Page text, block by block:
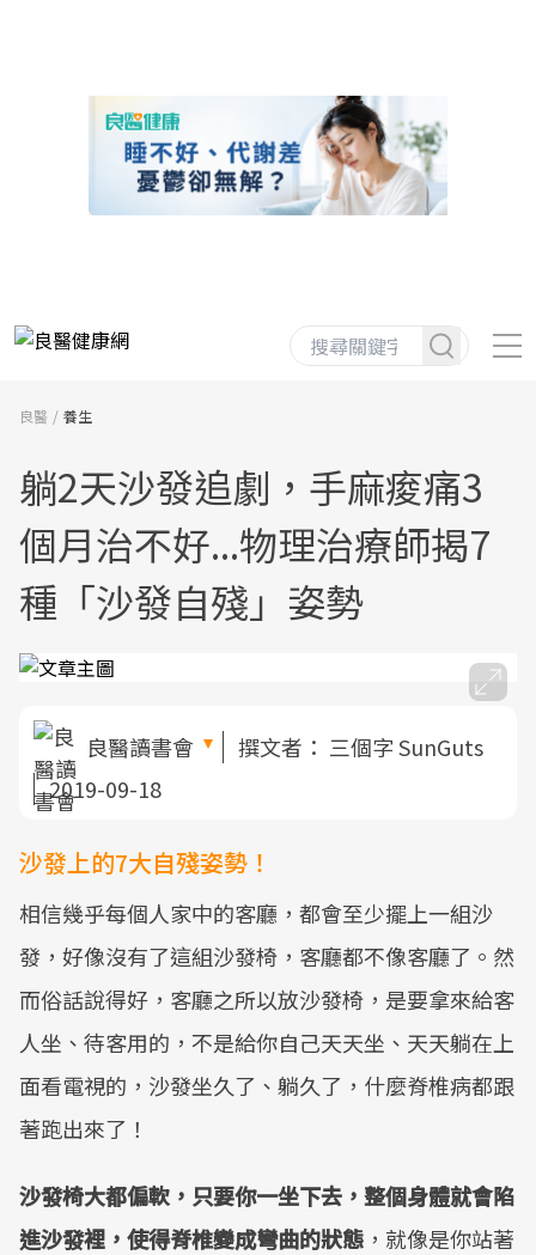
良醫 養生
躺2天沙發追劇，手麻痠痛3
個月治不好...物理治療師揭7
種「沙發自殘」姿勢
良醫讀書會 撰文者： 三個字 SunGuts
2019-09-18
沙發上的7大自殘姿勢！
相信幾乎每個人家中的客廳，都會至少擺上一組沙
發，好像沒有了這組沙發椅，客廳都不像客廳了。然
而俗話說得好，客廳之所以放沙發椅，是要拿來給客
人坐、待客用的，不是給你自己天天坐、天天躺在上
面看電視的，沙發坐久了、躺久了，什麼脊椎病都跟
著跑出來了！
沙發椅大都偏軟，只要你一坐下去，整個身體就會陷
進沙發裡，使得脊椎變成彎曲的狀態 ，就像是你站著